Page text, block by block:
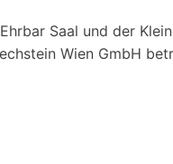
Saal und der
Wien GmbH